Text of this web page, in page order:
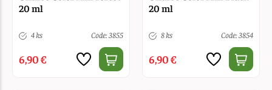
20 ml
4 ks Code: 3855
6,90 €
20 ml
8 ks Code: 3854
6,90 €